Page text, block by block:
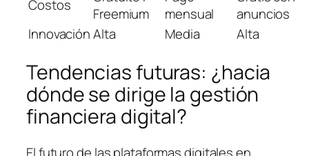
Costos
Freemium
mensual
anuncios
InnovaciónAlta Media Alta
Tendencias futuras: ¿hacia
dónde se dirige la gestión
financiera digital?
El futuro de las plataformas digitales en